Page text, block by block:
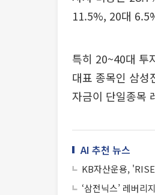
11.5%, 20대
특히 20~40대 투
대표 종목인 삼성
자금이 단일종목
AI 추천 뉴스
KB자산운용,
‘삼전닉스’ 레버